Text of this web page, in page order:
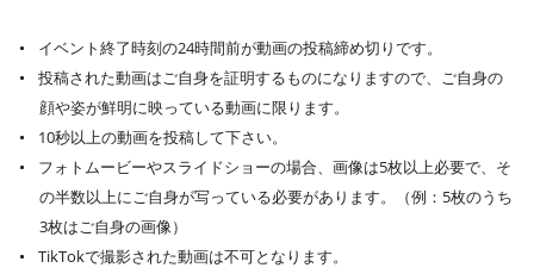
イベント終了時刻の24時間前が動画の投稿締め切りです。
投稿された動画はご自身を証明するものになりますので、ご自身の
顔や姿が鮮明に映っている動画に限ります。
10秒以上の動画を投稿して下さい。
フォトムービーやスライドショーの場合、画像は5枚以上必要で、そ
の半数以上にご自身が写っている必要があります。（例：5枚のうち
3枚はご自身の画像）
TikTokで撮影された動画は不可となります。